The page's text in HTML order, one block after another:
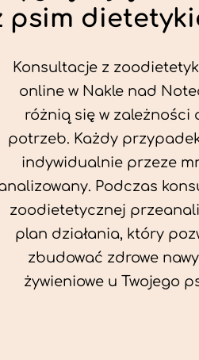
psim
Konsultacje z
online w Nakle nad
różnią się w zależności
potrzeb. Każdy
indywidualnie przeze
Podczas
zoodietetycznej
plan działania, który
zbudować zdrowe
żywieniowe u Twojego